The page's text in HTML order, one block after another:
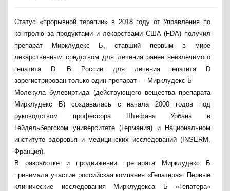
Статус «прорывной терапии» в 2018 году от Управления по
контролю за продуктами и лекарствами США (FDA) получил
препарат Мирклудекс Б, ставший первым в мире
лекарственным средством для лечения ранее неизлечимого
гепатита D. В России для лечения гепатита D
зарегистрирован только один препарат — Мирклудекс Б
Молекула булевиртида (действующего вещества препарата
Мирклудекс Б) создавалась с начала 2000 годов под
руководством профессора Штефана Урбана в
Гейдельбергском университете (Германия) и Национальном
институте здоровья и медицинских исследований (INSERM,
Франция).
В разработке и продвижении препарата Мирклудекс Б
принимала участие российская компания «Гепатера». Первые
клинические исследования Мирклудекса Б «Гепатера»